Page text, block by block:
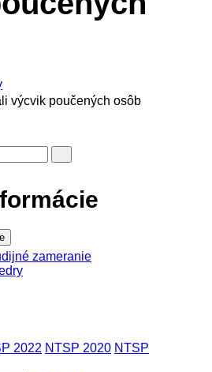
výcvik poučených osôb
zameranie
2022 NTSP 2020 NTSP